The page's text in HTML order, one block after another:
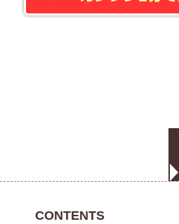
CONTENTS